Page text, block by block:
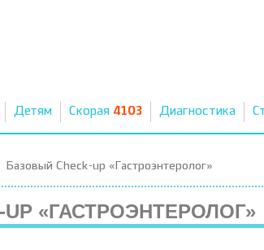
Детям Скорая 4103 Диагностика
Базовый Check-up «Гастроэнтеролог»
«ГАСТРОЭНТЕРОЛОГ»